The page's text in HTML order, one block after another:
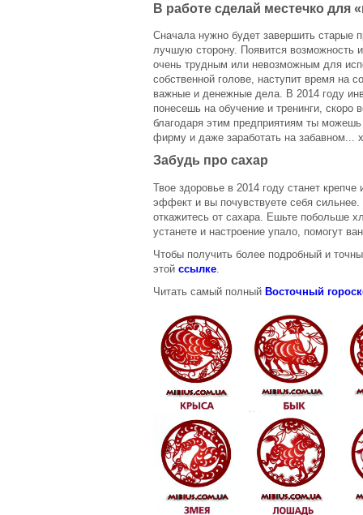
В работе сделай местечко для
Сначала нужно будет завершить старые
лучшую сторону. Появится возможность
очень трудным или невозможным для
собственной голове, наступит время на
важные и денежные дела. В 2014 году
понесешь на обучение и тренинги, скоро
благодаря этим предприятиям ты
фирму и даже заработать на забавном...
Забудь про сахар
Твое здоровье в 2014 году станет
эффект и вы почувствуете себя
откажитесь от сахара. Ешьте побольше
устанете и настроение упало, помогут
Чтобы получить более подробный и
этой ссылке
Читать самый полный Восточный